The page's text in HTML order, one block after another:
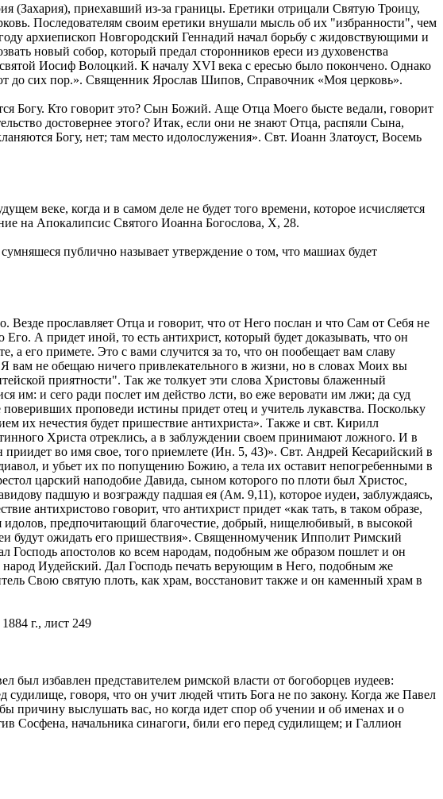
(Захария), приехавший из-за границы. Еретики отрицали Святую Троицу,
Последователям своим еретики внушали мысль об их "избранности", чем
архиепископ Новгородский Геннадий начал борьбу с жидовствующими и
новый собор, который предал сторонников ереси из духовенства
Иосиф Волоцкий. К началу XVI века с ересью было покончено. Однако
до сих пор.». Священник Ярослав Шипов, Справочник «Моя церковь».
Богу. Кто говорит это? Сын Божий. Аще Отца Моего бысте ведали, говорит
достовернее этого? Итак, если они не знают Отца, распяли Сына,
Богу, нет; там место идолослужения». Свт. Иоанн Златоуст, Восемь
веке, когда и в самом деле не будет того времени, которое исчисляется
на Апокалипсис Святого Иоанна Богослова, X, 28.
публично называет утверждение о том, что машиах будет
прославляет Отца и говорит, что от Него послан и что Сам от Себя не
А придет иной, то есть антихрист, который будет доказывать, что он
его примете. Это с вами случится за то, что он пообещает вам славу
Я вам не обещаю ничего привлекательного в жизни, но в словах Моих вы
приятности". Так же толкует эти слова Христовы блаженный
им: и сего ради послет им действо лсти, во еже веровати им лжи; да суд
проповеди истины придет отец и учитель лукавства. Поскольку
их нечестия будет пришествие антихриста». Также и свт. Кирилл
Христа отреклись, а в заблуждении своем принимают ложного. И в
во имя свое, того npиемлете (Ин. 5, 43)». Свт. Андрей Кесарийский в
и убьет их по попущению Божию, а тела их оставит непогребенными в
царский наподобие Давида, сыном которого по плоти был Христос,
падшую и возгражду падшая ея (Ам. 9,11), которое иудеи, заблуждаясь,
антихристово говорит, что антихрист придет «как тать, в таком образе,
идолов, предпочитающий благочестие, добрый, нищелюбивый, в высокой
будут ожидать его пришествия». Священномученик Ипполит Римский
Господь апостолов ко всем народам, подобным же образом пошлет и он
народ Иудейский. Дал Господь печать верующим в Него, подобным же
Свою святую плоть, как храм, восстановит также и он каменный храм в
г., лист 249
избавлен представителем римской власти от богоборцев иудеев:
говоря, что он учит людей чтить Бога не по закону. Когда же Павел
причину выслушать вас, но когда идет спор об учении и об именах и о
Сосфена, начальника синагоги, били его перед судилищем; и Галлион